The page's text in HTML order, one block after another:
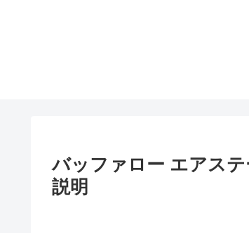
バッファロー エアス
説明